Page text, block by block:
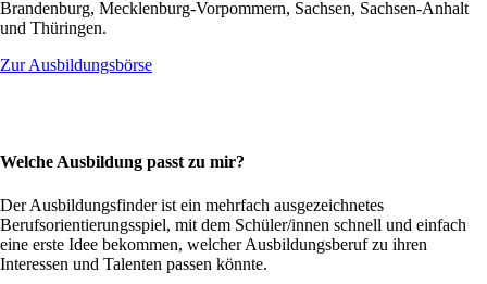
Brandenburg, Mecklenburg-Vorpommern, Sachsen, Sachsen-Anhalt
und Thüringen.
Zur Ausbildungsbörse
Welche Ausbildung passt zu mir?
Der Ausbildungsfinder ist ein mehrfach ausgezeichnetes
Berufsorientierungsspiel, mit dem Schüler/innen schnell und einfach
eine erste Idee bekommen, welcher Ausbildungsberuf zu ihren
Interessen und Talenten passen könnte.